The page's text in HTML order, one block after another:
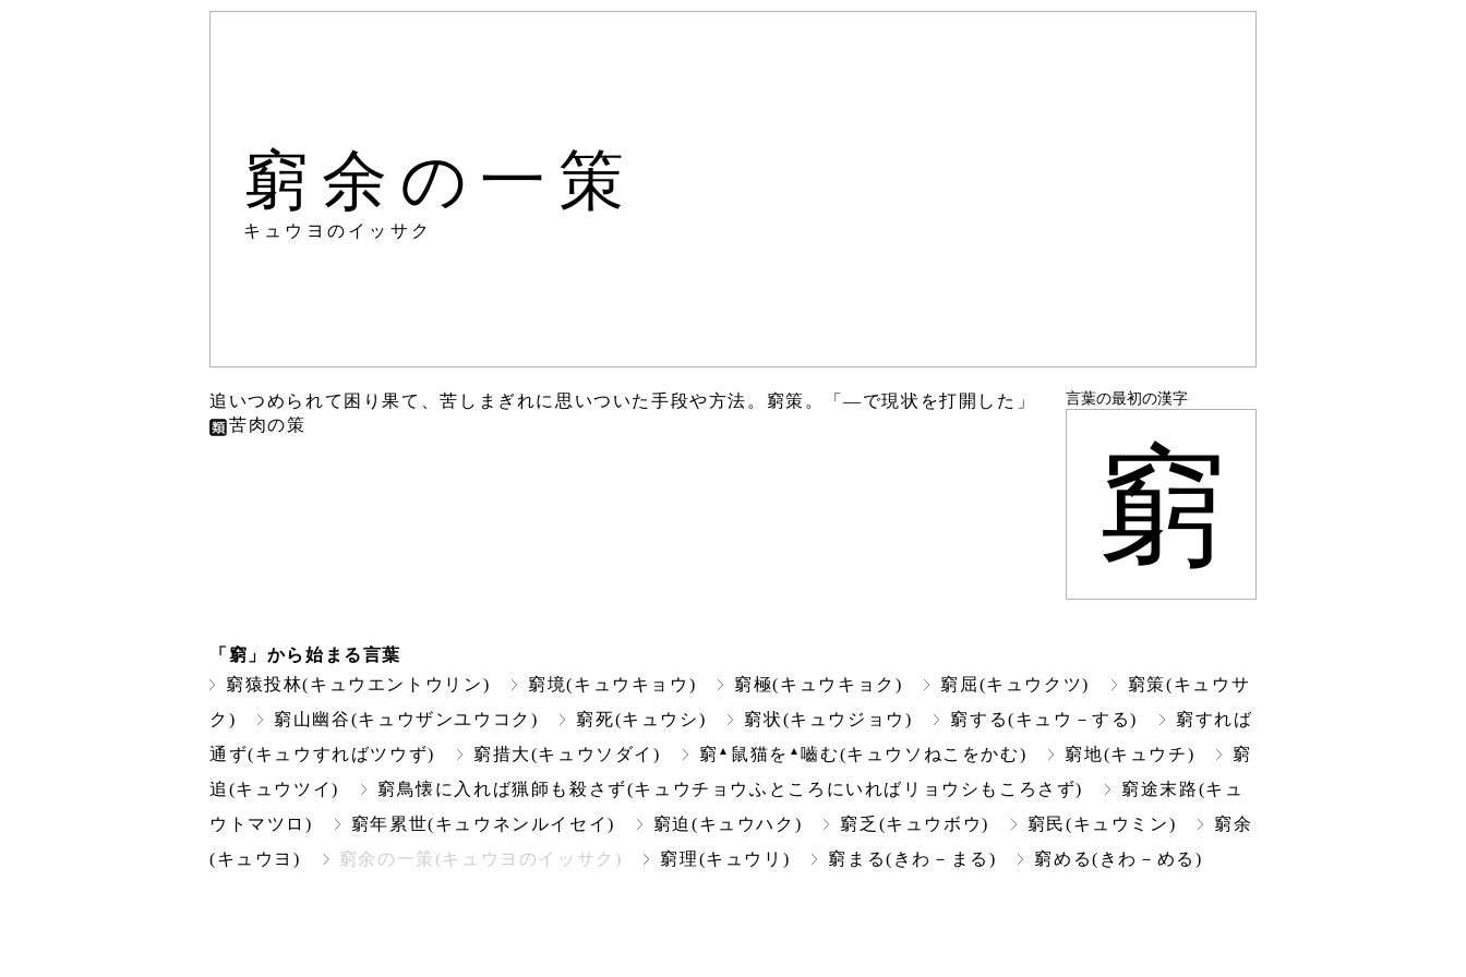
窮余の一策
キュウヨのイッサク
追いつめられて困り果て、苦しまぎれに思いついた手段や方法。窮策。「―で現状を打開した」
苦肉の策
言葉の最初の漢字
窮
「窮」から始まる言葉
窮猿投林(キュウエントウリン)
窮境(キュウキョウ) 窮極(キュウキョク) 窮屈(キュウクツ)
窮策(キュウサ
ク)
窮山幽谷(キュウザンユウコク) 窮死(キュウシ) 窮状(キュウジョウ) 窮する(キュウ－する)
窮すれば
通ず(キュウすればツウず)
窮措大(キュウソダイ) 窮 ▲ 鼠猫を ▲嚙む(キュウソねこをかむ) 窮地(キュウチ)
窮
追(キュウツイ)
窮鳥懐に入れば猟師も殺さず(キュウチョウふところにいればリョウシもころさず)
窮途末路(キュ
ウトマツロ)
窮年累世(キュウネンルイセイ) 窮迫(キュウハク) 窮乏(キュウボウ) 窮民(キュウミン)
窮余
(キュウヨ)
窮余の一策(キュウヨのイッサク) 窮理(キュウリ) 窮まる(きわ－まる) 窮める(きわ－める)